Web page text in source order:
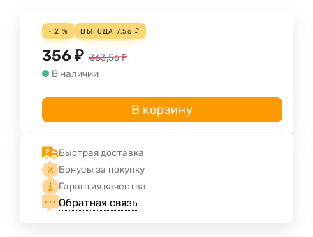
- 2 % ВЫГОДА 7,56 ₽
356 ₽ 363,56₽
В наличии
В корзину
Быстрая доставка
Бонусы за покупку
Гарантия качества
Обратная связь